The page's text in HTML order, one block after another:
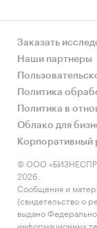
Заказать
Наши партнеры
Политика
Политика в
Облако для
Корпоративный
© ООО
2026.
Сообщения и
(свидетельство о
выдано
информационных